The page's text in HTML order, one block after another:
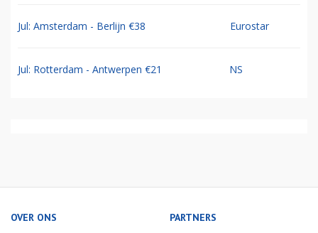
Jul: Amsterdam - Berlijn €38 Eurostar
Jul: Rotterdam - Antwerpen €21 NS
OVER ONS PARTNERS